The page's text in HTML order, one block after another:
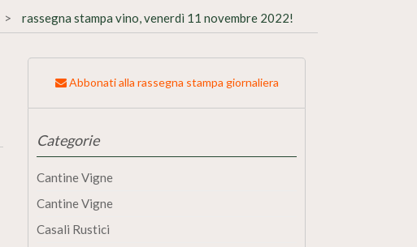
rassegna stampa vino, venerdì 11 novembre 2022!
Abbonati alla rassegna stampa giornaliera
Categorie
Cantine Vigne
Cantine Vigne
Casali Rustici